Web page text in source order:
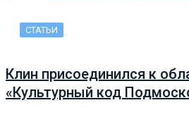
СТАТЬИ
Клин присоединился к
«Культурный код